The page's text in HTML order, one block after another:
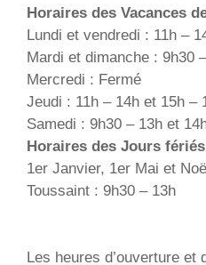
Horaires des Vacances
Lundi et vendredi : 11h –
Mardi et dimanche : 9h30
Mercredi : Fermé
Jeudi : 11h – 14h et 15h –
Samedi : 9h30 – 13h et
Horaires des Jours fériés
1er Janvier, 1er Mai et
Toussaint : 9h30 – 13h
Les heures d’ouverture et